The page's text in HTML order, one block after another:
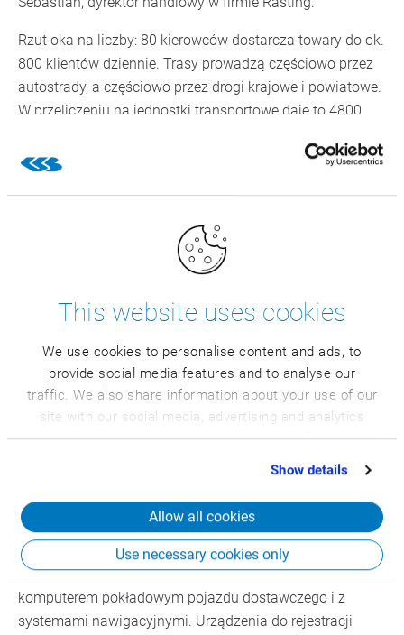
This website uses cookies
We use cookies to personalise content and ads, to
provide social media features and to analyse our
traffic. We also share information about your use of our
site with our social media, advertising and analytics
partners who may combine it with other information
that you’ve provided to them or that they’ve collected
Show details
Allow all cookies
Use necessary cookies only
Rzut oka na liczby: 80 kierowców dostarcza towary do ok.
800 klientów dziennie. Trasy prowadzą częściowo przez
autostrady, a częściowo przez drogi krajowe i powiatowe.
W przeliczeniu na jednostki transportowe daje to 4800
W tym przypadku planowanie i optymalizacja tras
optymalne przejazdy na każdy pojazd dostawczy ina
każdą trasę. Rozwiązanie uwzględnia także liczne
maksymalną ładowność pojazdów oraz ich typ, a także
kierowania pojazdem. Optymalizacja tras obejmuje
również zarządzanie opakowaniami zwrotnymi.
Efektywne zarządzanie
Dane zoptymalizowanych na każdy dzień tras są
automatycznie przekazywane na urządzenia do mobilnej
rejestracji danych, które następnie łączą się z
komputerem pokładowym pojazdu dostawczego i z
systemami nawigacyjnymi. Urządzenia do rejestracji